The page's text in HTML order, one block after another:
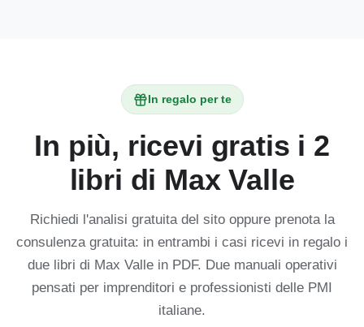
In regalo per te
In più, ricevi gratis i 2
libri di Max Valle
Richiedi l'analisi gratuita del sito oppure prenota la
consulenza gratuita: in entrambi i casi ricevi in regalo i
due libri di Max Valle in PDF. Due manuali operativi
pensati per imprenditori e professionisti delle PMI
italiane.